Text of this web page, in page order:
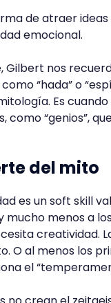
de atraer
emocional.
Gilbert nos
“hada” o
Es
como “genios”,
del mito
es un soft skill
mucho menos a
creatividad.
O al menos los
el